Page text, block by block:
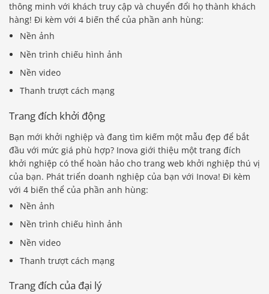
thông minh với khách truy cập và chuyển đổi họ thành khách
hàng! Đi kèm với 4 biến thể của phần anh hùng:
Nền ảnh
Nền trình chiếu hình ảnh
Nền video
Thanh trượt cách mạng
Trang đích khởi động
Bạn mới khởi nghiệp và đang tìm kiếm một mẫu đẹp để bắt
đầu với mức giá phù hợp? Inova giới thiệu một trang đích
khởi nghiệp có thể hoàn hảo cho trang web khởi nghiệp thú vị
của bạn. Phát triển doanh nghiệp của bạn với Inova! Đi kèm
với 4 biến thể của phần anh hùng:
Nền ảnh
Nền trình chiếu hình ảnh
Nền video
Thanh trượt cách mạng
Trang đích của đại lý